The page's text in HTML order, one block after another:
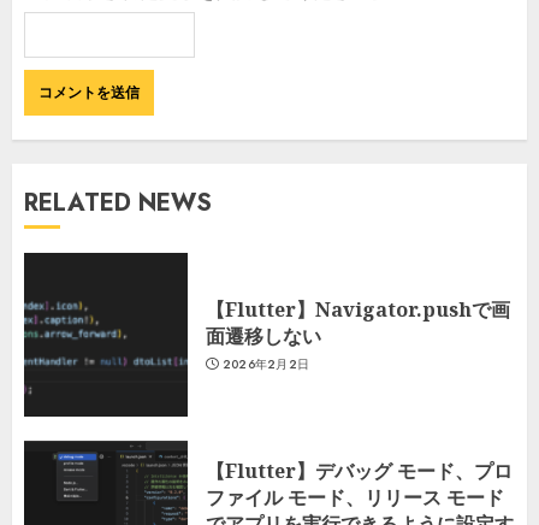
RELATED NEWS
【Flutter】Navigator.pushで画
面遷移しない
2026年2月2日
【Flutter】デバッグ モード、プロ
ファイル モード、リリース モード